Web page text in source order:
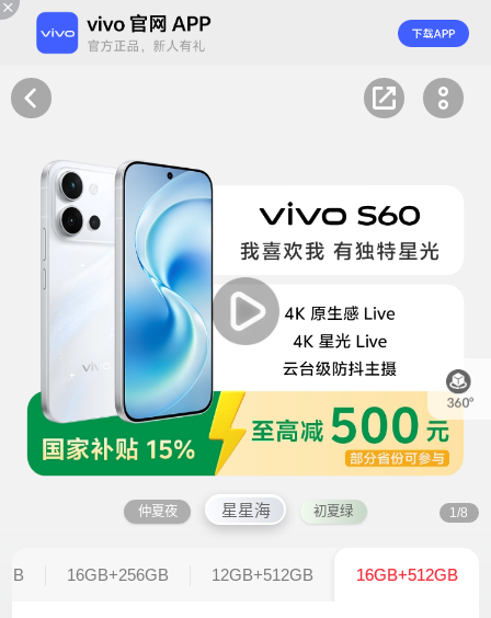
1/8
仲夏夜 星星海 初夏绿
16GB+256GB 12GB+512GB 16GB+512GB